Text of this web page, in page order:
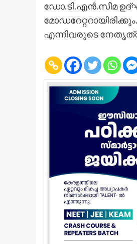
ഡോ.ടി.എന്‍.സീമ
എന്നിവരുടെ